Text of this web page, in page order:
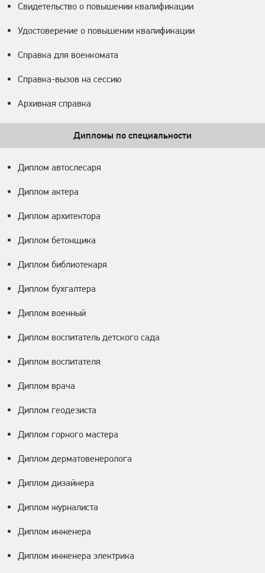
Свидетельство о повышении квалификации
Удостоверение о повышении квалификации
Справка для военкомата
Справка-вызов на сессию
Архивная справка
Дипломы по специальности
Диплом автослесаря
Диплом актера
Диплом архитектора
Диплом бетонщика
Диплом библиотекаря
Диплом бухгалтера
Диплом военный
Диплом воспитатель детского сада
Диплом воспитателя
Диплом врача
Диплом геодезиста
Диплом горного мастера
Диплом дерматовенеролога
Диплом дизайнера
Диплом журналиста
Диплом инженера
Диплом инженера электрика